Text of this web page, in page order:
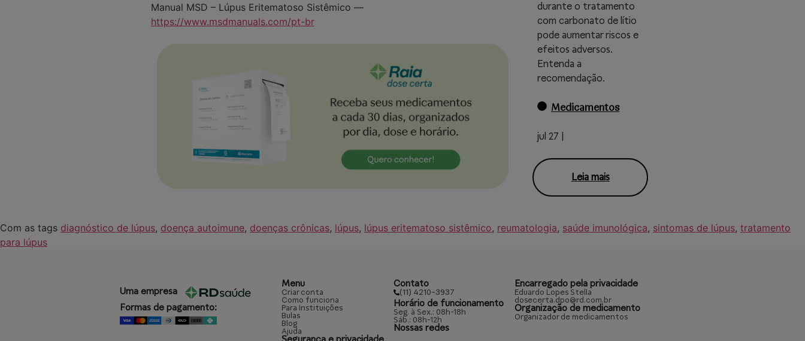
Manual MSD – Lúpus Eritematoso Sistêmico —
https://www.msdmanuals.com/pt-br
durante o tratamento
com carbonato de lítio
pode aumentar riscos e
efeitos adversos.
Entenda a
recomendação.
Medicamentos
jul 27 |
Leia mais
Com as tags diagnóstico de lúpus, doença autoimune, doenças crônicas, lúpus, lúpus eritematoso sistêmico, reumatologia, saúde imunológica, sintomas de lúpus, tratamento
para lúpus
Uma empresa
Formas de pagamento:
Menu
Criar conta
Como funciona
Para Instituições
Bulas
Blog
Ajuda
Contato
(11) 4210-3937
Horário de funcionamento
Seg. à Sex.: 08h-18h
Sáb.: 08h-12h
Nossas redes
Encarregado pela privacidade
Eduardo Lopes Stella
dosecerta.dpo@rd.com.br
Organização de medicamento
Organizador de medicamentos